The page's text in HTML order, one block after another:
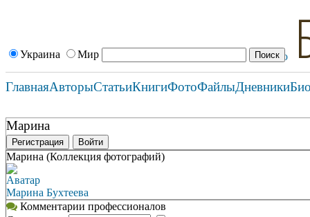
Украина Мир
ГлавнаяАвторыСтатьиКнигиФотоФайлыДневники
Марина
Регистрация Войти
Марина (Коллекция фотографий)
Аватар
Марина Бухтеева
Комментарии профессионалов